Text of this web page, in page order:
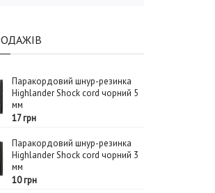
Паракордовий шнур-резинка
Highlander Shock cord чорний 5
мм
17 грн
Паракордовий шнур-резинка
Highlander Shock cord чорний 3
мм
10 грн